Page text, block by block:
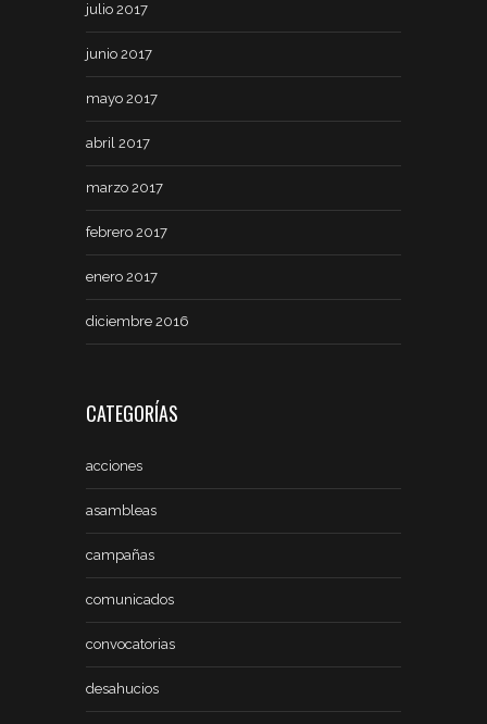
julio 2017
junio 2017
mayo 2017
abril 2017
marzo 2017
febrero 2017
enero 2017
diciembre 2016
CATEGORÍAS
acciones
asambleas
campañas
comunicados
convocatorias
desahucios